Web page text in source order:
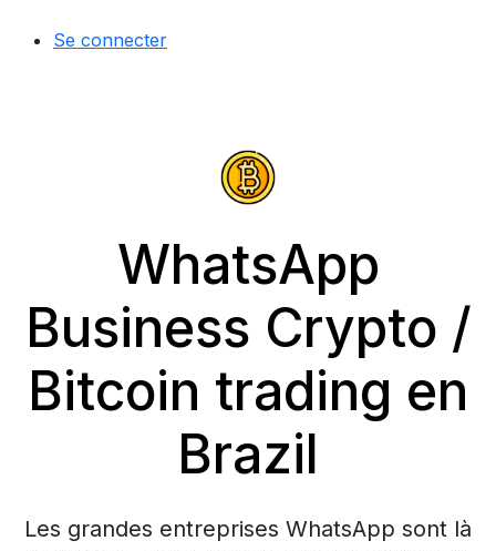
Se connecter
WhatsApp
Business Crypto /
Bitcoin trading en
Brazil
Les grandes entreprises WhatsApp sont là